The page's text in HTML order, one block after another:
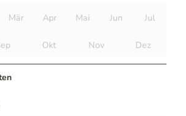
Mär Apr Mai Jun Jul
Okt Nov Dez